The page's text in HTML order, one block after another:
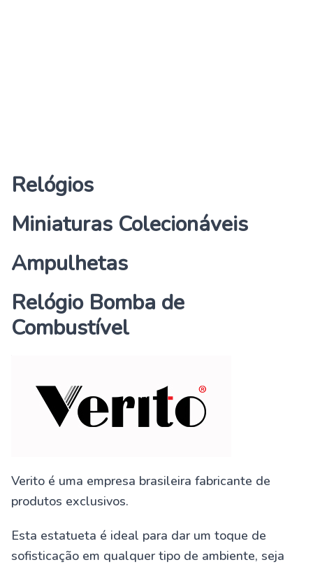
Relógios
Miniaturas Colecionáveis
Ampulhetas
Relógio Bomba de
Combustível
Verito é uma empresa brasileira fabricante de
produtos exclusivos.
Esta estatueta é ideal para dar um toque de
sofisticação em qualquer tipo de ambiente, seja